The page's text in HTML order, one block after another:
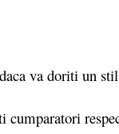
va doriti un stil